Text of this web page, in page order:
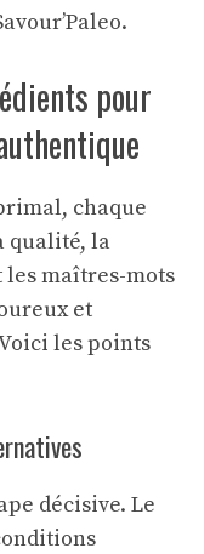
pour
chaque
qualité, la
maîtres-mots
et
les points
décisive. Le